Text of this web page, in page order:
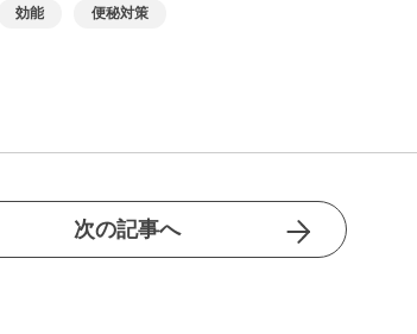
効能 便秘対策
次の記事へ